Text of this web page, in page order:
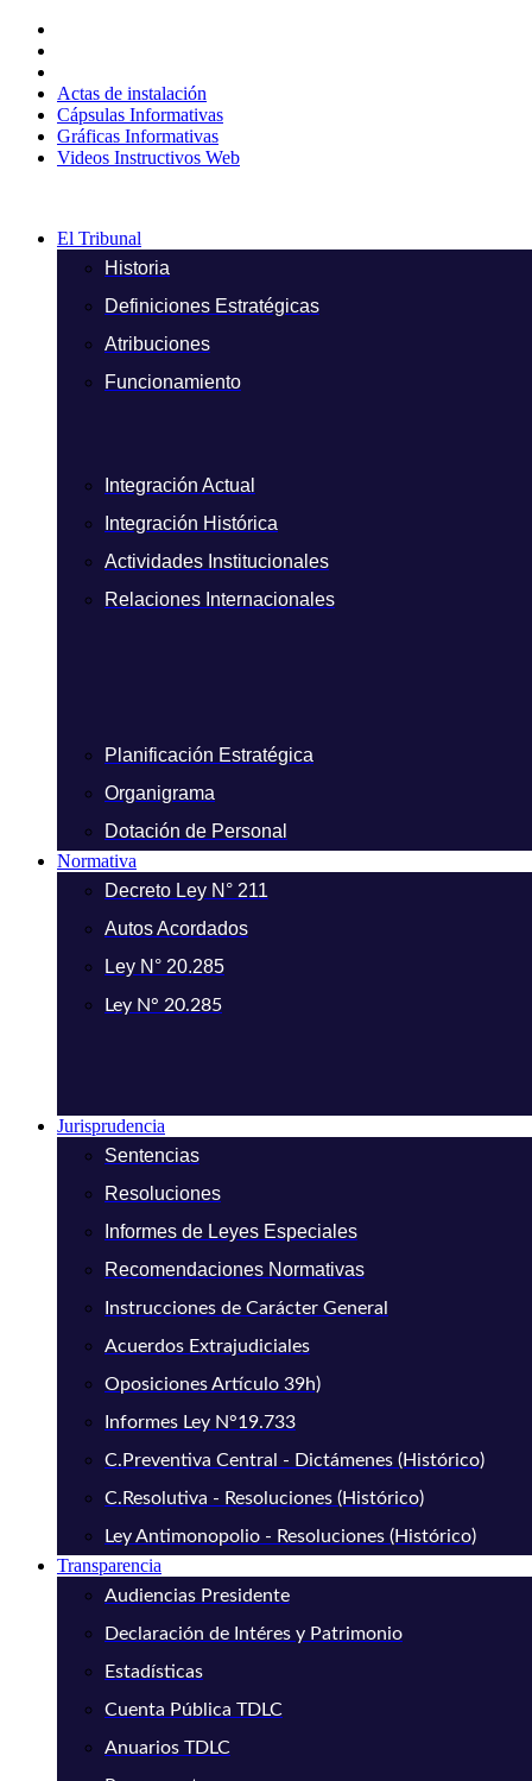
contenido
Actas de instalación
Cápsulas Informativas
Gráficas Informativas
Videos Instructivos Web
El Tribunal
Historia
Definiciones Estratégicas
Atribuciones
Funcionamiento
Integración Actual
Integración Histórica
Actividades Institucionales
Relaciones Internacionales
Planificación Estratégica
Organigrama
Dotación de Personal
Normativa
Decreto Ley N° 211
Autos Acordados
Ley N° 20.285
Ley N° 20.285
Jurisprudencia
Sentencias
Resoluciones
Informes de Leyes Especiales
Recomendaciones Normativas
Instrucciones de Carácter General
Acuerdos Extrajudiciales
Oposiciones Artículo 39h)
Informes Ley N°19.733
C.Preventiva Central - Dictámenes (Histórico)
C.Resolutiva - Resoluciones (Histórico)
Ley Antimonopolio - Resoluciones (Histórico)
Transparencia
Audiencias Presidente
Declaración de Intéres y Patrimonio
Estadísticas
Cuenta Pública TDLC
Anuarios TDLC